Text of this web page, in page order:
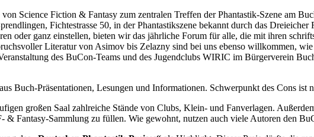
Science Fiction & Fantasy zum zentralen Treffen der Phantastik-Szene am
Fichtestrasse 50, in der Phantastikszene bekannt durch das
oder ganz einstellen, bieten wir das jährliche Forum für alle, die mit ihren
Literatur von Asimov bis Zelazny sind bei uns ebenso willkommen,
des BuCon-Teams und des Jugendclubs WIRIC im Bürgerverein
Buch-Präsentationen, Lesungen und Informationen. Schwerpunkt des Cons ist
großen Saal zahlreiche Stände von Clubs, Klein- und Fanverlagen.
& Fantasy-Sammlung zu füllen. Wie gewohnt, nutzen auch viele Autoren den